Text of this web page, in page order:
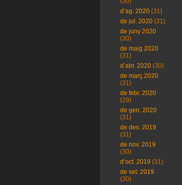
d’ag. 2020 (31)
de jul. 2020 (31)
de juny 2020
(30)
de maig 2020
(31)
d’abr. 2020 (30)
de març 2020
(31)
de febr. 2020
(29)
de gen. 2020
(31)
de des. 2019
(31)
de nov. 2019
(30)
d’oct. 2019 (31)
de set. 2019
(30)